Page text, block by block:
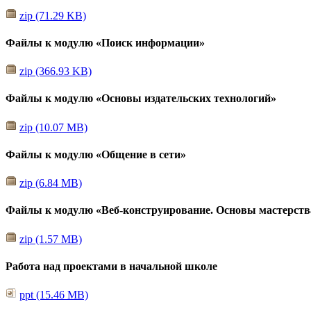
zip (71.29 KB)
Файлы к модулю «Поиск информации»
zip (366.93 KB)
Файлы к модулю «Основы издательских технологий»
zip (10.07 MB)
Файлы к модулю «Общение в сети»
zip (6.84 MB)
Файлы к модулю «Веб-конструирование. Основы
zip (1.57 MB)
Работа над проектами в начальной школе
ppt (15.46 MB)